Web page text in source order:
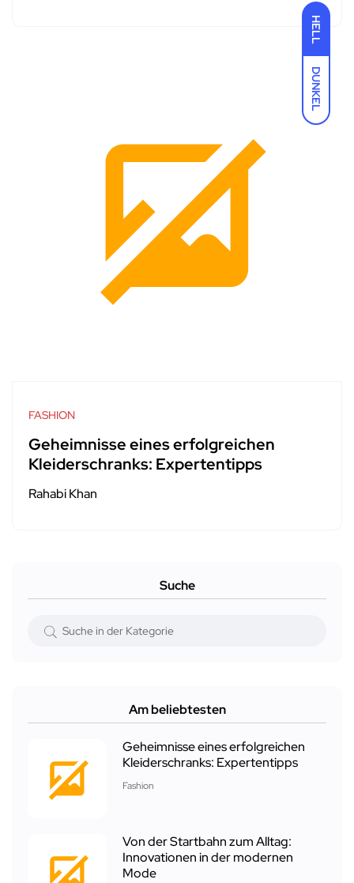
HELL
DUNKEL
FASHION
Geheimnisse eines erfolgreichen
Kleiderschranks: Expertentipps
Rahabi Khan
Suche
Am beliebtesten
Geheimnisse eines erfolgreichen
Kleiderschranks: Expertentipps
Fashion
Von der Startbahn zum Alltag:
Innovationen in der modernen
Mode